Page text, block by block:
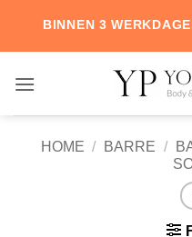
content
BINNEN 3
HOME / BARRE /